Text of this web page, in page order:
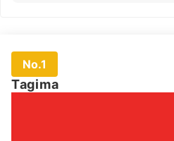
No.1
Tagima